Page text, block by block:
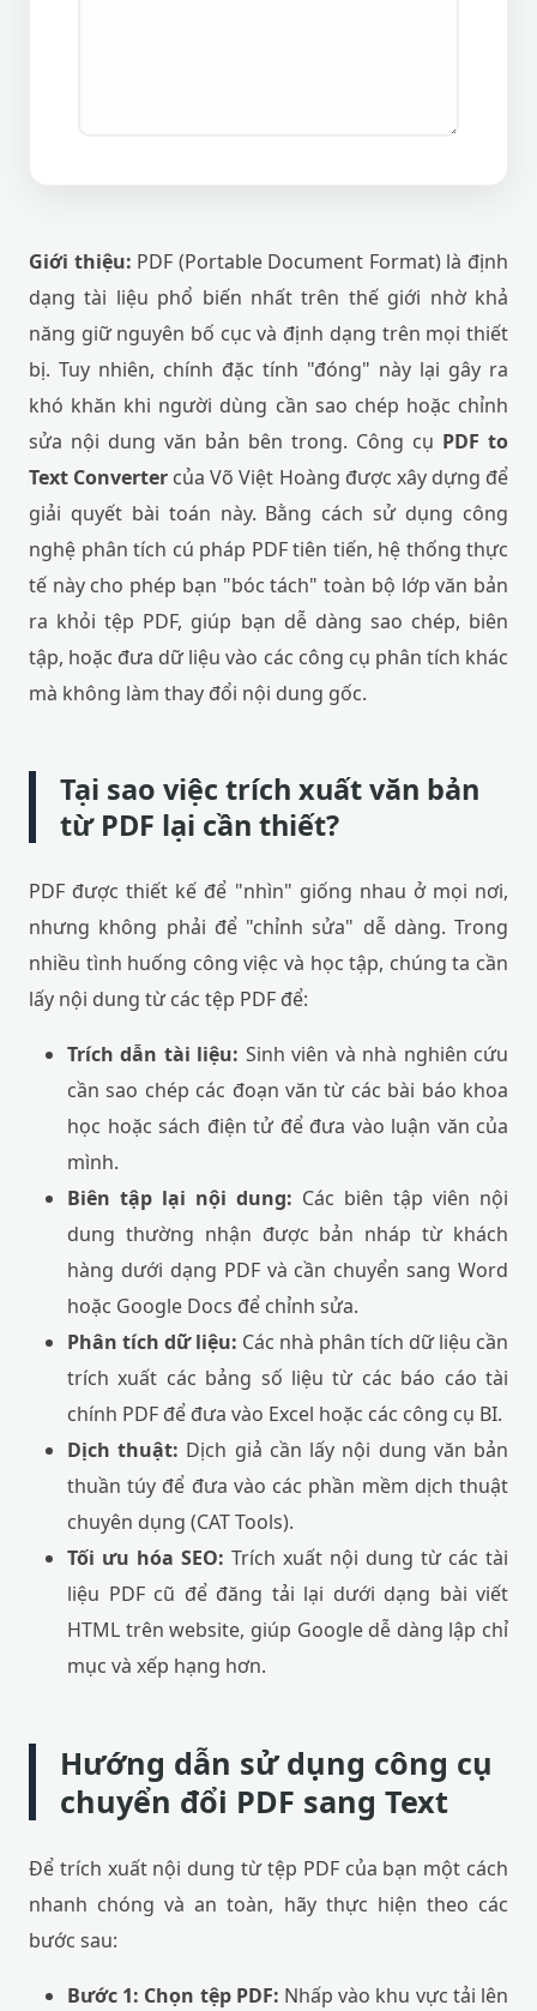
Giới thiệu: PDF (Portable Document Format) là định
dạng tài liệu phổ biến nhất trên thế giới nhờ khả
năng giữ nguyên bố cục và định dạng trên mọi thiết
bị. Tuy nhiên, chính đặc tính "đóng" này lại gây ra
khó khăn khi người dùng cần sao chép hoặc chỉnh
sửa nội dung văn bản bên trong. Công cụ PDF to
Text Converter của Võ Việt Hoàng được xây dựng để
giải quyết bài toán này. Bằng cách sử dụng công
nghệ phân tích cú pháp PDF tiên tiến, hệ thống thực
tế này cho phép bạn "bóc tách" toàn bộ lớp văn bản
ra khỏi tệp PDF, giúp bạn dễ dàng sao chép, biên
tập, hoặc đưa dữ liệu vào các công cụ phân tích khác
mà không làm thay đổi nội dung gốc.
Tại sao việc trích xuất văn bản
từ PDF lại cần thiết?
PDF được thiết kế để "nhìn" giống nhau ở mọi nơi,
nhưng không phải để "chỉnh sửa" dễ dàng. Trong
nhiều tình huống công việc và học tập, chúng ta cần
lấy nội dung từ các tệp PDF để:
Trích dẫn tài liệu: Sinh viên và nhà nghiên cứu
cần sao chép các đoạn văn từ các bài báo khoa
học hoặc sách điện tử để đưa vào luận văn của
mình.
Biên tập lại nội dung: Các biên tập viên nội
dung thường nhận được bản nháp từ khách
hàng dưới dạng PDF và cần chuyển sang Word
hoặc Google Docs để chỉnh sửa.
Phân tích dữ liệu: Các nhà phân tích dữ liệu cần
trích xuất các bảng số liệu từ các báo cáo tài
chính PDF để đưa vào Excel hoặc các công cụ BI.
Dịch thuật: Dịch giả cần lấy nội dung văn bản
thuần túy để đưa vào các phần mềm dịch thuật
chuyên dụng (CAT Tools).
Tối ưu hóa SEO: Trích xuất nội dung từ các tài
liệu PDF cũ để đăng tải lại dưới dạng bài viết
HTML trên website, giúp Google dễ dàng lập chỉ
mục và xếp hạng hơn.
Hướng dẫn sử dụng công cụ
chuyển đổi PDF sang Text
Để trích xuất nội dung từ tệp PDF của bạn một cách
nhanh chóng và an toàn, hãy thực hiện theo các
bước sau:
Bước 1: Chọn tệp PDF: Nhấp vào khu vực tải lên